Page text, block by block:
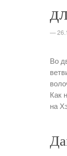
—
Во
Как
на